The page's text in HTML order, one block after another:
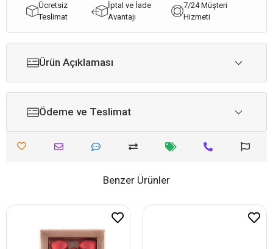
Ücretsiz
Teslimat
İptal ve İade
Avantajı
7/24 Müşteri
Hizmeti
Ürün Açıklaması
Ödeme ve Teslimat
Benzer Ürünler